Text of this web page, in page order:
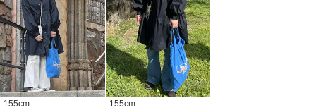
155cm 155cm